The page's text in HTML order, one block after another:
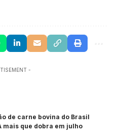
-
de carne bovina do Brasil
mais que dobra em julho